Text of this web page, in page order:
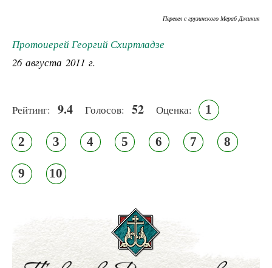
Перевел с грузинского Мераб Джикия
Протоиерей Георгий Схиртладзе
26 августа 2011 г.
Рейтинг: 9.4 Голосов: 52 Оценка: 1
2 3 4 5 6 7 8
9 10